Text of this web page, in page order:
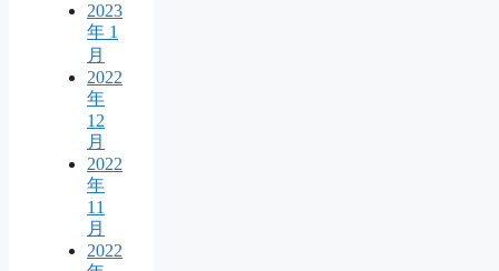
2023
年 1
月
2022
年
12
月
2022
年
11
月
2022